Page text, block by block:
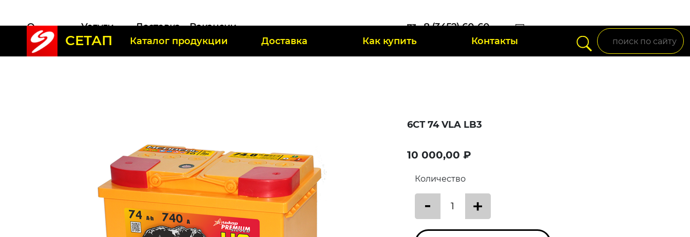
О
компании
Услуги Доставка Вакансии
8 (3452) 60-60-
47
setup95@mail.ru
СЕТАП Каталог продукции Доставка Как купить Контакты
6СТ 74 VLA LB3
10 000,00 ₽
Количество